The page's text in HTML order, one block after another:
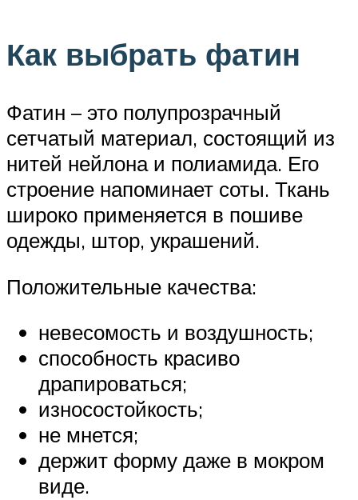
Как выбрать фатин
Фатин – это полупрозрачный
сетчатый материал, состоящий из
нитей нейлона и полиамида. Его
строение напоминает соты. Ткань
широко применяется в пошиве
одежды, штор, украшений.
Положительные качества:
невесомость и воздушность;
способность красиво
драпироваться;
износостойкость;
не мнется;
держит форму даже в мокром
виде.